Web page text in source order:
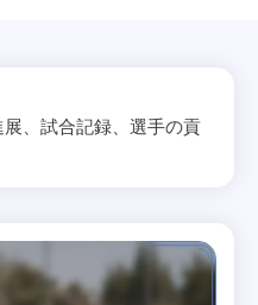
、試合記録、選手の貢